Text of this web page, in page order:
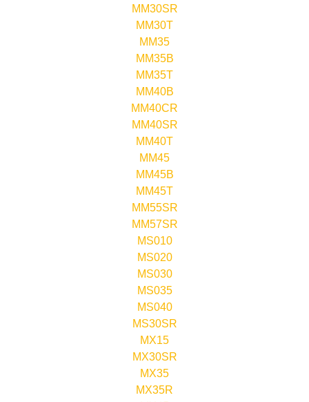
MM30SR
MM30T
MM35
MM35B
MM35T
MM40B
MM40CR
MM40SR
MM40T
MM45
MM45B
MM45T
MM55SR
MM57SR
MS010
MS020
MS030
MS035
MS040
MS30SR
MX15
MX30SR
MX35
MX35R